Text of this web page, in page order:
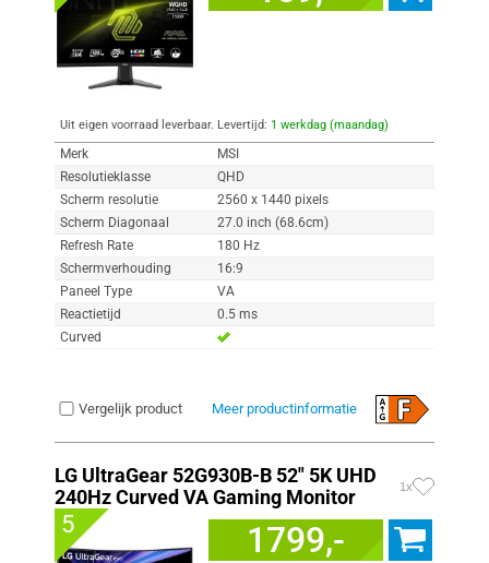
Uit eigen voorraad leverbaar. Levertijd: 1 werkdag (maandag)
Merk
MSI
Resolutieklasse
QHD
Scherm resolutie
2560 x 1440 pixels
Scherm Diagonaal
27.0 inch (68.6cm)
Refresh Rate
180 Hz
Schermverhouding
16:9
Paneel Type
VA
Reactietijd
0.5 ms
Curved
Vergelijk product Meer productinformatie
LG UltraGear 52G930B-B 52" 5K UHD
240Hz Curved VA Gaming Monitor
1x
5 1799,-